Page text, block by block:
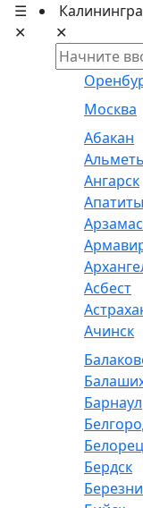
☰
✕
✕
Москва
Абакан
Ангарск
Апатиты
Арзамас
Асбест
Ачинск
Барнаул
Бердск